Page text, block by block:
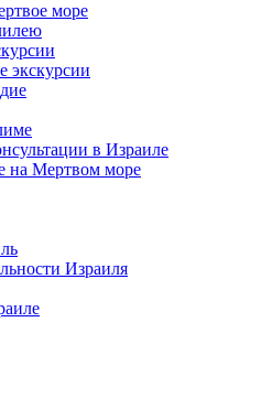
море
экскурсии
в Израиле
на Мертвом море
Израиля